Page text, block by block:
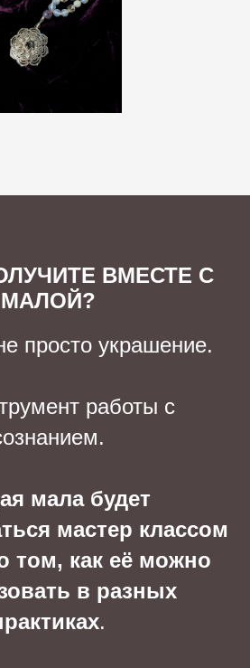
ВМЕСТЕ С
МАЛОЙ?
просто украшение.
работы с
мала будет
мастер классом
том, как её можно
в разных
.